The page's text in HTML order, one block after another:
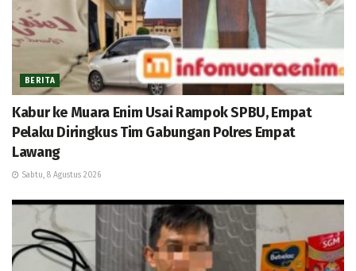
BERITA
Kabur ke Muara Enim Usai Rampok SPBU, Empat
Pelaku Diringkus Tim Gabungan Polres Empat
Lawang
Sabtu, 8 Agustus 2026